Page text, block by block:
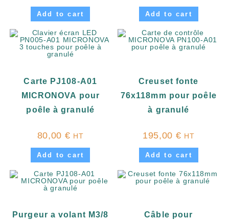
Add to cart Add to cart
Carte PJ108-A01
MICRONOVA pour
poêle à granulé
80,00 € HT
Add to cart
Creuset fonte
76x118mm pour poêle
à granulé
195,00 € HT
Add to cart
Purgeur a volant M3/8
Câble pour